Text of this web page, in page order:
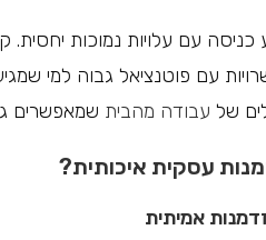
עם עלויות נמוכות יחסית.
עם פוטנציאל גבוה למי
של עבודה מהבית שמאפשרים
עסקית איכותית?
אמיתית